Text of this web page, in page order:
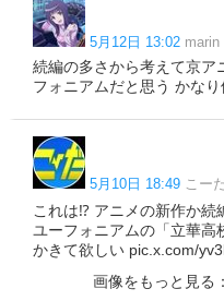
5月12日 13:02 marin
続編の多さから考えて京ア
フォニアムだと思う かな
5月10日 18:49 こー
これは⁉️ アニメの新作か続
ユーフォニアムの「立華高
かきて欲しい pic.x.com/
画像をもっと見る